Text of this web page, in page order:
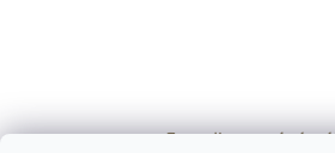
Egyedi